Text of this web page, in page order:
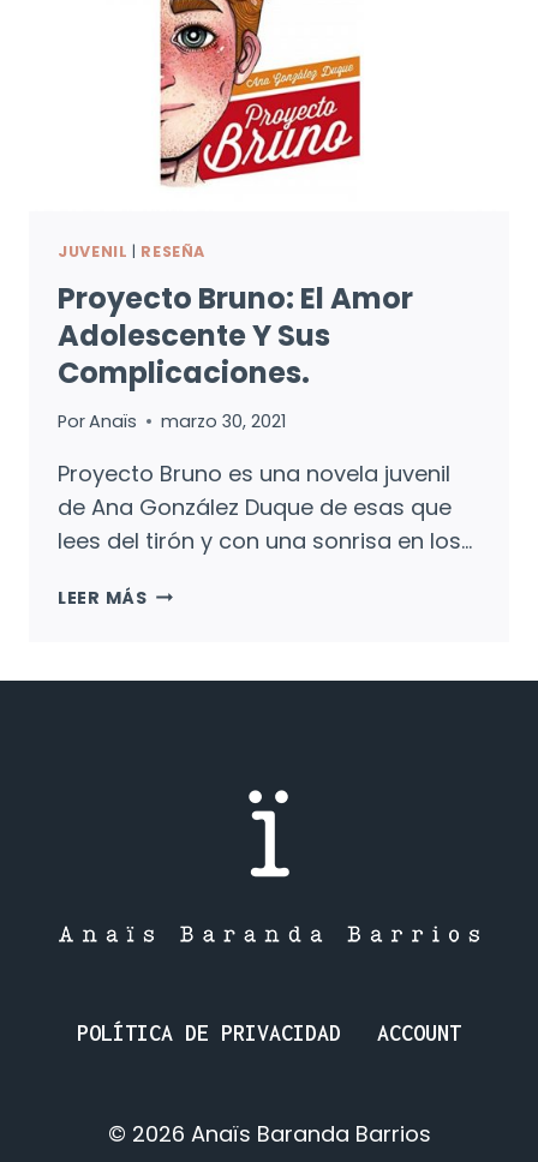
LA
VIOLENCIA.
JUVENIL | RESEÑA
Proyecto Bruno: El Amor
Adolescente Y Sus
Complicaciones.
PorAnaïs marzo 30, 2021
Proyecto Bruno es una novela juvenil
de Ana González Duque de esas que
lees del tirón y con una sonrisa en los…
LEER MÁSPROYECTO
COMPLICACIONES.
POLÍTICA DE PRIVACIDAD ACCOUNT
© 2026 Anaïs Baranda Barrios